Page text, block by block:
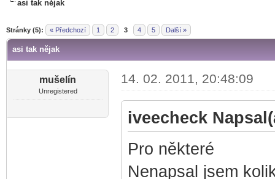
asi tak nějak
Stránky (5): « Předchozí 1 2 3 4 5 Další »
asi tak nějak
mušelín
Unregistered
14. 02. 2011, 20:48:09
iveecheck
Pro některé
Nenapsal jsem